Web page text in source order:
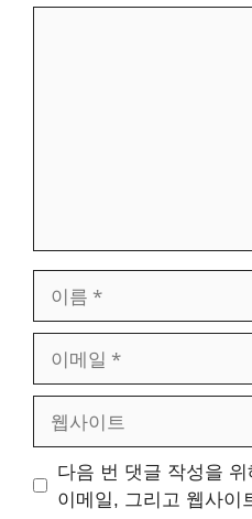
일
트
다음 번 댓글 작성을
이메일, 그리고 웹사이